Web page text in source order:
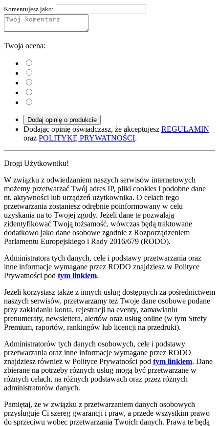
Komentujesz jako:
Twoja ocena:
Dodaj opinię o produkcie
Dodając opinię oświadczasz, że akceptujesz REGULAMIN
oraz POLITYKĘ PRYWATNOŚCI.
Drogi Użytkowniku!
W związku z odwiedzaniem naszych serwisów internetowych
możemy przetwarzać Twój adres IP, pliki cookies i podobne dane
nt. aktywności lub urządzeń użytkownika. O celach tego
przetwarzania zostaniesz odrębnie poinformowany w celu
uzyskania na to Twojej zgody. Jeżeli dane te pozwalają
zidentyfikować Twoją tożsamość, wówczas będą traktowane
dodatkowo jako dane osobowe zgodnie z Rozporządzeniem
Parlamentu Europejskiego i Rady 2016/679 (RODO).
Administratora tych danych, cele i podstawy przetwarzania oraz
inne informacje wymagane przez RODO znajdziesz w Polityce
Prywatności pod tym linkiem.
Jeżeli korzystasz także z innych usług dostępnych za pośrednictwem
naszych serwisów, przetwarzamy też Twoje dane osobowe podane
przy zakładaniu konta, rejestracji na eventy, zamawianiu
prenumeraty, newslettera, alertów oraz usług online (w tym Strefy
Premium, raportów, rankingów lub licencji na przedruki).
Administratorów tych danych osobowych, cele i podstawy
przetwarzania oraz inne informacje wymagane przez RODO
znajdziesz również w Polityce Prywatności pod tym linkiem. Dane
zbierane na potrzeby różnych usług mogą być przetwarzane w
różnych celach, na różnych podstawach oraz przez różnych
administratorów danych.
Pamiętaj, że w związku z przetwarzaniem danych osobowych
przysługuje Ci szereg gwarancji i praw, a przede wszystkim prawo
do sprzeciwu wobec przetwarzania Twoich danych. Prawa te będą